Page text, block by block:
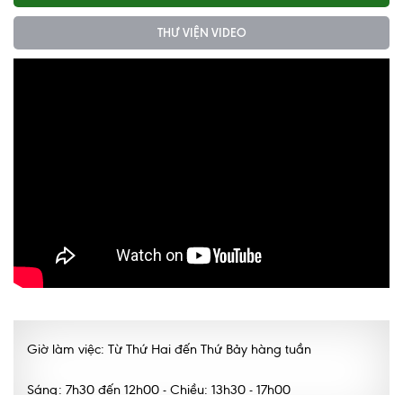
Ngoại
Xét nghiệm sàng lọc NIPT
Chẩn đoán hình ảnh
THƯ VIỆN VIDEO
Giờ làm việc: Từ Thứ Hai đến Thứ Bảy hàng tuần
Sáng: 7h30 đến 12h00 - Chiều: 13h30 - 17h00